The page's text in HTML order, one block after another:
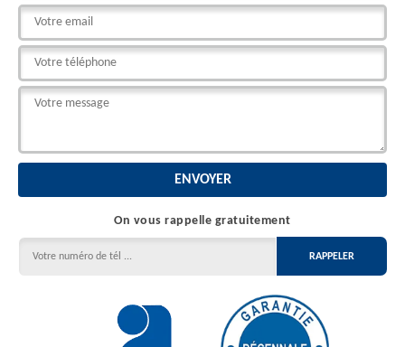
On vous rappelle gratuitement